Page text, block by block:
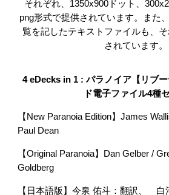
それぞれ、1350x900ドット、
png形式で提供されています。また
覧を記したテキストファイルも、
されています。
4 eDecks in 1 : パラノイア【リブ
ド電子ファイル4種
【New Paranoia Edition】James
Paul Dean
【Original Paranoia】Dan Gelber /
Goldberg
【日本語版】今泉 佑斗：翻訳、 白